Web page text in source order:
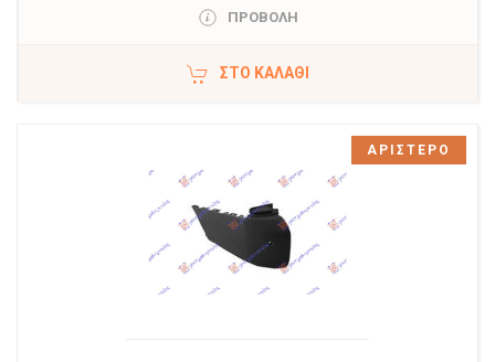
ΠΡΟΒΟΛΗ
ΣΤΟ ΚΑΛΆΘΙ
ΑΡΙΣΤΕΡΟ